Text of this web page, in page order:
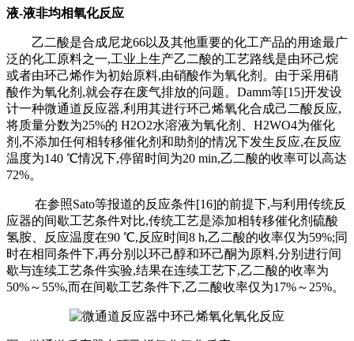
液-液非均相氧化反应
乙二酸是合成尼龙66以及其他重要的化工产品的用途最广
泛的化工原料之一,工业上生产乙二酸的工艺路线是由环己烷
或者由环己烯作为初始原料,由硝酸作为氧化剂。由于采用硝
酸作为氧化剂,就会存在废气排放的问题。Damm等[15]开发设
计一种微通道反应器,利用其进行环己烯氧化合成己二酸反应,
将质量分数为25%的 H2O2水溶液为氧化剂、H2WO4为催化
剂,不添加任何相转移催化剂和助剂的情况下发生反应,在反应
温度为140 ℃情况下,停留时间为20 min,乙二酸的收率可以高达
72%。
在参照Sato等报道的反应条件[16]的前提下,与利用传统反
应器的间歇工艺条件对比,传统工艺是添加相转移催化剂硫酸
氢胺、反应温度在90 ℃,反应时间8 h,乙二酸的收率仅为59%;同
时在相同条件下,再分别以环己醇和环己酮为原料,分别进行间
歇与连续工艺条件实验,结果在连续工艺下,乙二酸的收率为
50%～55%,而在间歇工艺条件下,乙二酸收率仅为17%～25%。